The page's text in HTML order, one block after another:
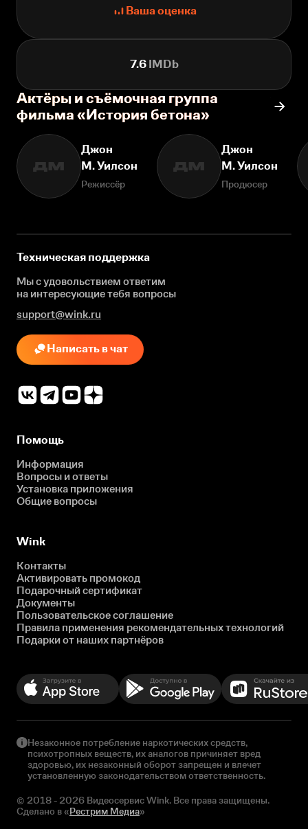
Ваша оценка
7.6IMDb
Актёры и съёмочная группа
фильма «История бетона»
ДМ
Джон
М. Уилсон
Режиссёр
ДМ
Джон
М. Уилсон
Продюсер
Техническая поддержка
Мы с удовольствием ответим
на интересующиетебя вопросы
support@wink.ru
Написать в чат
Помощь
Информация
Вопросы и ответы
Установка приложения
Общие вопросы
Wink
Контакты
Активировать промокод
Подарочный сертификат
Документы
Пользовательское соглашение
Правила применения рекомендательных технологий
Подарки от наших партнёров
Незаконное потребление наркотических средств,
психотропных веществ, их аналогов причиняет вред
здоровью, их незаконный оборот запрещен и влечет
установленную законодательством ответственность.
© 2018 - 2026 Видеосервис Wink. Все права защищены.
Сделано в «Рестрим Медиа»